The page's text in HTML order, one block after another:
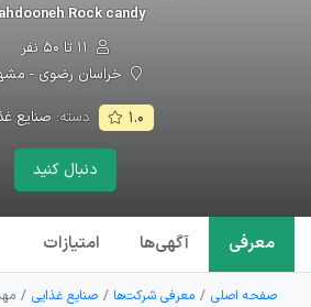
Rock candy
خراسان رضوی -
۱.۰ دسته:صنایع
دنبال کنید
معرفی آگهی‌ها امتیازات
صفحه اصلی معرفی شرکت‌ها صنایع غذایی